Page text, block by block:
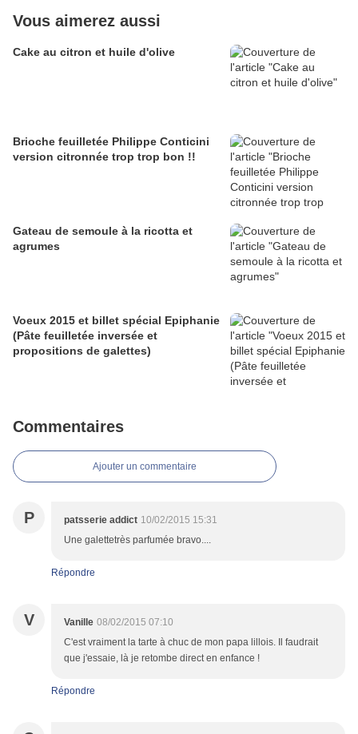
Vous aimerez aussi
Cake au citron et huile d'olive
Brioche feuilletée Philippe Conticini
version citronnée trop trop bon !!
Gateau de semoule à la ricotta et
agrumes
Voeux 2015 et billet spécial Epiphanie
(Pâte feuilletée inversée et
propositions de galettes)
Commentaires
Ajouter un commentaire
P patsserie addict 10/02/2015 15:31
Une galettetrès parfumée bravo....
Répondre
V Vanille 08/02/2015 07:10
C'est vraiment la tarte à chuc de mon papa lillois. Il faudrait
que j'essaie, là je retombe direct en enfance !
Répondre